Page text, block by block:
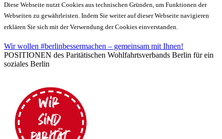
Diese Webseite nutzt Cookies aus technischen Gründen, um Funktionen der
Webseiten zu gewährleisten. Indem Sie weiter auf dieser Webseite navigieren
erklären Sie sich mit der Verwendung der Cookies einverstanden.
Wir wollen #berlinbessermachen – gemeinsam mit Ihnen!
POSITIONEN des Paritätischen Wohlfahrtsverbands Berlin für ein
soziales Berlin